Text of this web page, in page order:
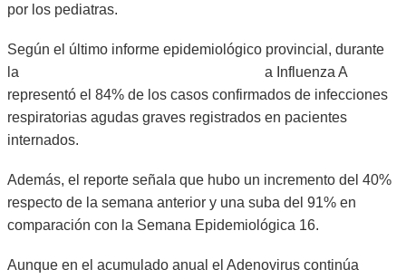
por los pediatras.
Según el último informe epidemiológico provincial, durante
la
a Influenza A
representó el 84% de los casos confirmados de infecciones
respiratorias agudas graves registrados en pacientes
internados.
Además, el reporte señala que hubo un incremento del 40%
respecto de la semana anterior y una suba del 91% en
comparación con la Semana Epidemiológica 16.
Aunque en el acumulado anual el Adenovirus continúa